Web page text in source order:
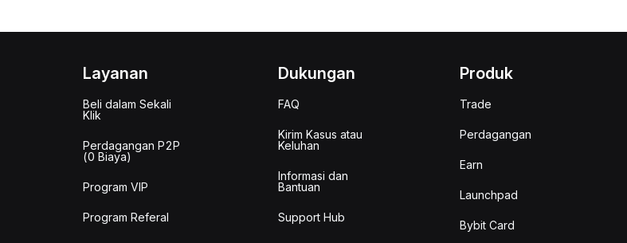
Layanan
Beli dalam Sekali
Klik
Perdagangan P2P
(0 Biaya)
Program VIP
Program Referal
Dukungan
FAQ
Kirim Kasus atau
Keluhan
Informasi dan
Bantuan
Support Hub
Produk
Trade
Perdagangan
Earn
Launchpad
Bybit Card